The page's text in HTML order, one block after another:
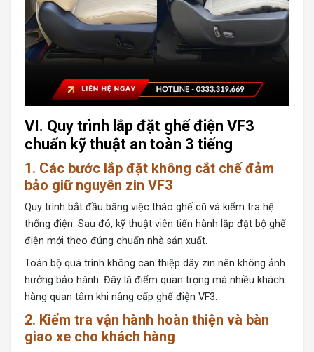
VI. Quy trình lắp đặt ghế điện VF3
chuẩn kỹ thuật an toàn 3 tiếng
1. Các bước lắp đặt không cắt chế đảm
bảo giữ nguyên zin VF3
Quy trình bắt đầu bằng việc tháo ghế cũ và kiểm tra hệ
thống điện. Sau đó, kỹ thuật viên tiến hành lắp đặt bộ ghế
điện mới theo đúng chuẩn nhà sản xuất.
Toàn bộ quá trình không can thiệp dây zin nên không ảnh
hưởng bảo hành. Đây là điểm quan trọng mà nhiều khách
hàng quan tâm khi nâng cấp ghế điện VF3.
2. Kiểm tra vận hành hoàn thiện và bàn
giao xe cho khách hàng